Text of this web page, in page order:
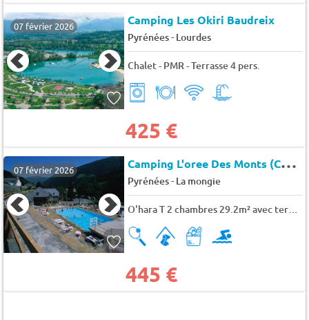
07 février 2026 Camping Les Okiri Baudreix
Pyrénées- Lourdes
Chalet - PMR - Terrasse 4 pers.
425 €
07 février 2026 C
amping L'oree Des Monts (Campan à 5 km)
Pyrénées- La mongie
O'hara T 2 chambres 29.2m² avec terrasse couverte 5 pers.
445 €